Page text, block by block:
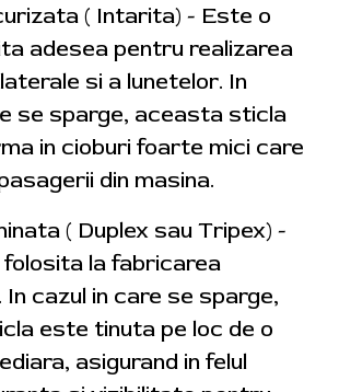
( Intarita) - Este o
adesea pentru realizarea
si a lunetelor. In
se sparge, aceasta sticla
in cioburi foarte mici care
din masina.
( Duplex sau Tripex) -
la fabricarea
cazul in care se sparge,
este tinuta pe loc de o
asigurand in felul